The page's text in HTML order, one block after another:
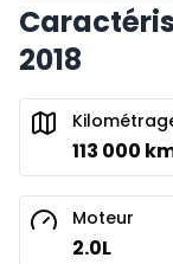
2018
113 000
Moteur
2.0L